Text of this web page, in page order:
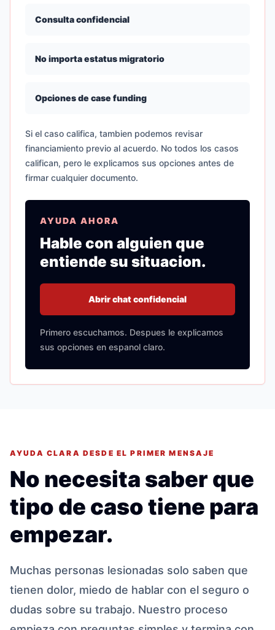
Consulta confidencial
No importa estatus migratorio
Opciones de case funding
Si el caso califica, tambien podemos revisar
financiamiento previo al acuerdo. No todos los casos
califican, pero le explicamos sus opciones antes de
firmar cualquier documento.
AYUDA AHORA
Hable con alguien que
entiende su situacion.
Abrir chat confidencial
Primero escuchamos. Despues le explicamos
sus opciones en espanol claro.
AYUDA CLARA DESDE EL PRIMER MENSAJE
No necesita saber que
tipo de caso tiene para
empezar.
Muchas personas lesionadas solo saben que
tienen dolor, miedo de hablar con el seguro o
dudas sobre su trabajo. Nuestro proceso